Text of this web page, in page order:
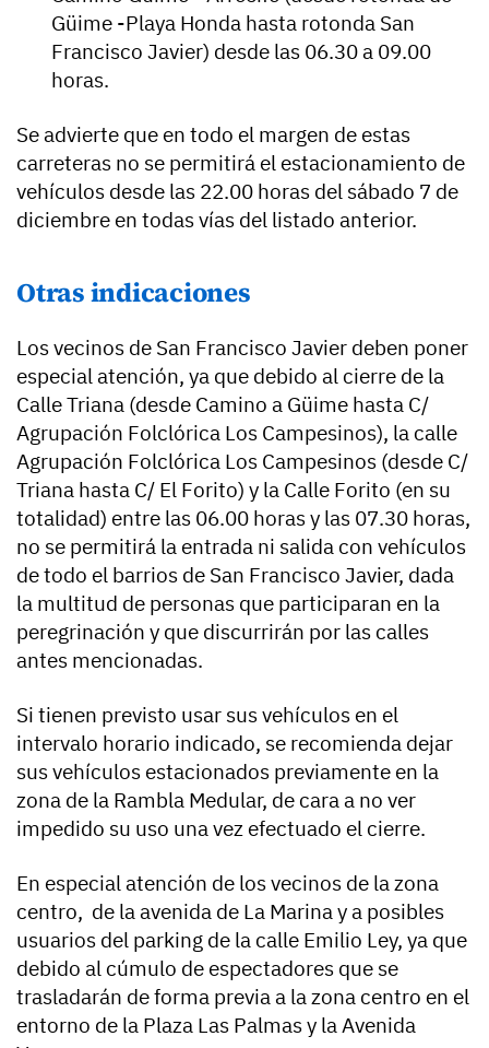
Güime -Playa Honda hasta rotonda San
Francisco Javier) desde las 06.30 a 09.00
horas.
Se advierte que en todo el margen de estas
carreteras no se permitirá el estacionamiento de
vehículos desde las 22.00 horas del sábado 7 de
diciembre en todas vías del listado anterior.
Otras indicaciones
Los vecinos de San Francisco Javier deben poner
especial atención, ya que debido al cierre de la
Calle Triana (desde Camino a Güime hasta C/
Agrupación Folclórica Los Campesinos), la calle
Agrupación Folclórica Los Campesinos (desde C/
Triana hasta C/ El Forito) y la Calle Forito (en su
totalidad) entre las 06.00 horas y las 07.30 horas,
no se permitirá la entrada ni salida con vehículos
de todo el barrios de San Francisco Javier, dada
la multitud de personas que participaran en la
peregrinación y que discurrirán por las calles
antes mencionadas.
Si tienen previsto usar sus vehículos en el
intervalo horario indicado, se recomienda dejar
sus vehículos estacionados previamente en la
zona de la Rambla Medular, de cara a no ver
impedido su uso una vez efectuado el cierre.
En especial atención de los vecinos de la zona
centro, de la avenida de La Marina y a posibles
usuarios del parking de la calle Emilio Ley, ya que
debido al cúmulo de espectadores que se
trasladarán de forma previa a la zona centro en el
entorno de la Plaza Las Palmas y la Avenida